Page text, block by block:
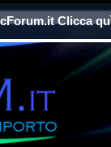
Clicca